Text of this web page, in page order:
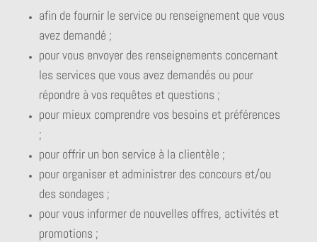
afin de fournir le service ou renseignement que vous
avez demandé ;
pour vous envoyer des renseignements concernant
les services que vous avez demandés ou pour
répondre à vos requêtes et questions ;
pour mieux comprendre vos besoins et préférences
;
pour offrir un bon service à la clientèle ;
pour organiser et administrer des concours et/ou
des sondages ;
pour vous informer de nouvelles offres, activités et
promotions ;